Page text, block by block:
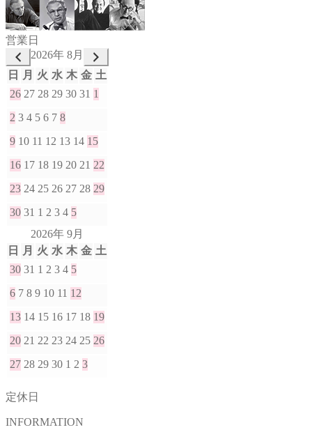
営業日
2026年 8月
日
月 火 水 木 金 土
26 27 28 29 30 31 1
2 3 4 5 6 7 8
9 10 11 12 13 14 15
16 17 18 19 20 21 22
23 24 25 26 27 28 29
30 31 1 2 3 4 5
2026年 9月
日
月 火 水 木 金 土
30 31 1 2 3 4 5
6 7 8 9 10 11 12
13 14 15 16 17 18 19
20 21 22 23 24 25 26
27 28 29 30 1 2 3
定休日
INFORMATION